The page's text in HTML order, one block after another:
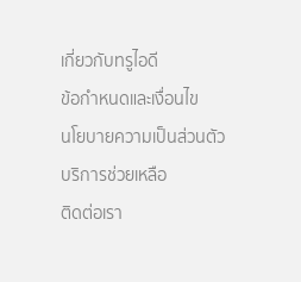
เกี่ยวกับทรูไอดี
ข้อกำหนดและเงื่อนไข
นโยบายความเป็นส่วนตัว
บริการช่วยเหลือ
ติดต่อเรา